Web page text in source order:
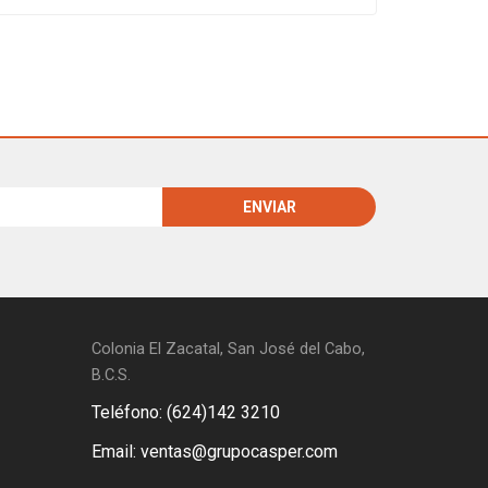
Colonia El Zacatal, San José del Cabo,
B.C.S.
Teléfono: (624)142 3210
Email: ventas@grupocasper.com